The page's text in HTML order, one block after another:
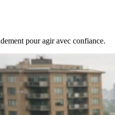
pour agir avec confiance.